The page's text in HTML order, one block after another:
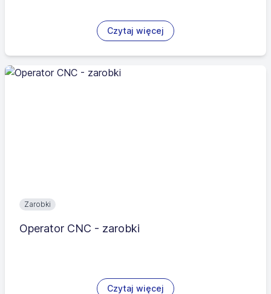
Czytaj więcej
Zarobki
Operator CNC - zarobki
Czytaj więcej